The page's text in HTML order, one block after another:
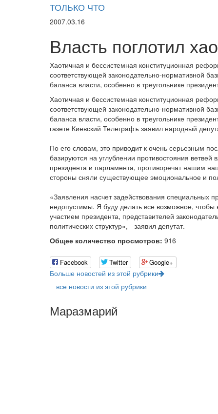
ТОЛЬКО ЧТО
2007.03.16
Власть поглотил
Хаотичная и бессистемная конституционная
соответствующей законодательно-нормативной
баланса власти, особенно в треугольнике
Хаотичная и бессистемная конституционная
соответствующей законодательно-нормативной
баланса власти, особенно в треугольнике
газете Киевский Телеграфъ заявил народный
По его словам, это приводит к очень серьезным
базируются на углублении противостояния
президента и парламента, противоречат нашим
стороны сняли существующее эмоциональное и
«Заявления насчет задействования специальных
недопустимы. Я буду делать все возможное, чтобы
участием президента, представителей
политических структур», - заявил депутат.
Общее количество просмотров: 916
Facebook Twitter Google+
Больше новостей из этой рубрики
все новости из этой рубрики
Маразмарий